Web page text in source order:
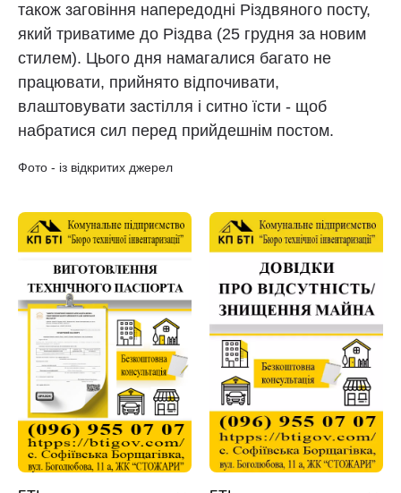
також заговіння напередодні Різдвяного посту,
який триватиме до Різдва (25 грудня за новим
стилем). Цього дня намагалися багато не
працювати, прийнято відпочивати,
влаштовувати застілля і ситно їсти - щоб
набратися сил перед прийдешнім постом.
Фото - із відкритих джерел